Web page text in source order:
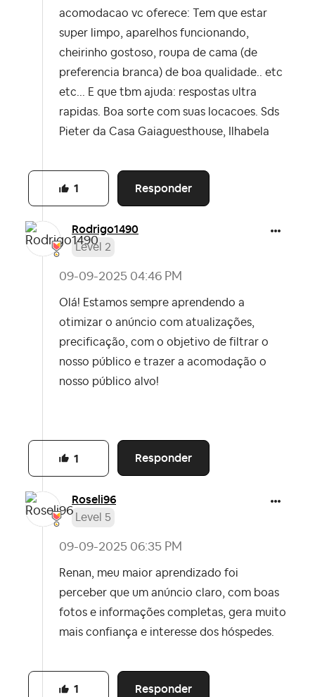
acomodacao vc oferece: Tem que estar
super limpo, aparelhos funcionando,
cheirinho gostoso, roupa de cama (de
preferencia branca) de boa qualidade.. etc
etc... E que tbm ajuda: respostas ultra
rapidas. Boa sorte com suas locacoes. Sds
Pieter da Casa Gaiaguesthouse, Ilhabela
Responder
1
Rodrigo1490
Level 2
‎09-09-2025 04:46 PM
Olá! Estamos sempre aprendendo a
otimizar o anúncio com atualizações,
precificação, com o objetivo de filtrar o
nosso público e trazer a acomodação o
nosso público alvo!
Responder
1
Roseli96
Level 5
‎09-09-2025 06:35 PM
Renan, meu maior aprendizado foi
perceber que um anúncio claro, com boas
fotos e informações completas, gera muito
mais confiança e interesse dos hóspedes.
Responder
1